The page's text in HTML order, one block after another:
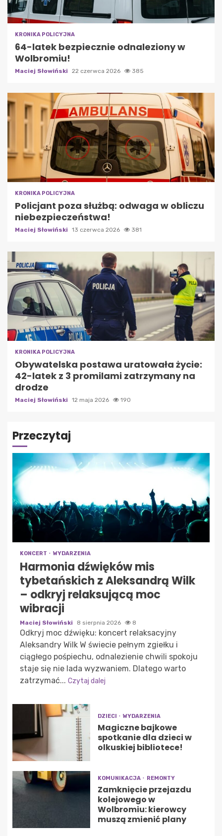
KRONIKA POLICYJNA
64-latek bezpiecznie odnaleziony w
Wolbromiu!
Maciej Słowiński 22 czerwca 2026 385
KRONIKA POLICYJNA
Policjant poza służbą: odwaga w obliczu
niebezpieczeństwa!
Maciej Słowiński 13 czerwca 2026 381
KRONIKA POLICYJNA
Obywatelska postawa uratowała życie:
42-latek z 3 promilami zatrzymany na
drodze
Maciej Słowiński 12 maja 2026 190
Przeczytaj
KONCERT WYDARZENIA
Harmonia dźwięków mis
tybetańskich z Aleksandrą Wilk
– odkryj relaksującą moc
wibracji
Maciej Słowiński 8 sierpnia 2026 8
Odkryj moc dźwięku: koncert relaksacyjny
Aleksandry Wilk W świecie pełnym zgiełku i
ciągłego pośpiechu, odnalezienie chwili spokoju
staje się nie lada wyzwaniem. Dlatego warto
zatrzymać... Czytaj dalej
DZIECI WYDARZENIA
Magiczne bajkowe
spotkanie dla dzieci w
olkuskiej bibliotece!
KOMUNIKACJA REMONTY
Zamknięcie przejazdu
kolejowego w
Wolbromiu: kierowcy
muszą zmienić plany